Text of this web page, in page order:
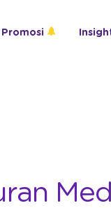
Promosi